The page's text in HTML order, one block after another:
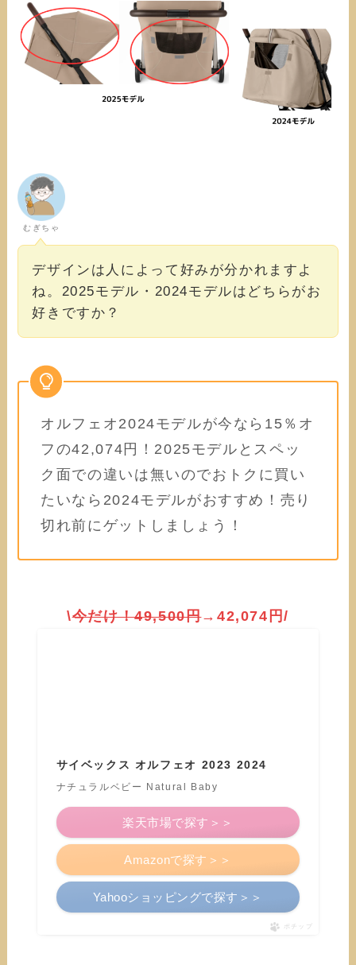
むぎちゃ
デザインは人によって好みが分かれますよ
ね。2025モデル・2024モデルはどちらがお
好きですか？
オルフェオ2024モデルが今なら15％オ
フの42,074円！2025モデルとスペッ
ク面での違いは無いのでおトクに買い
たいなら2024モデルがおすすめ！売り
切れ前にゲットしましょう！
\今だけ！49,500円→42,074円/
サイベックス オルフェオ 2023 2024
ナチュラルベビー Natural Baby
Amazonで探す＞＞
楽天市場で探す＞＞
Yahooショッピングで探す＞＞
ポチップ